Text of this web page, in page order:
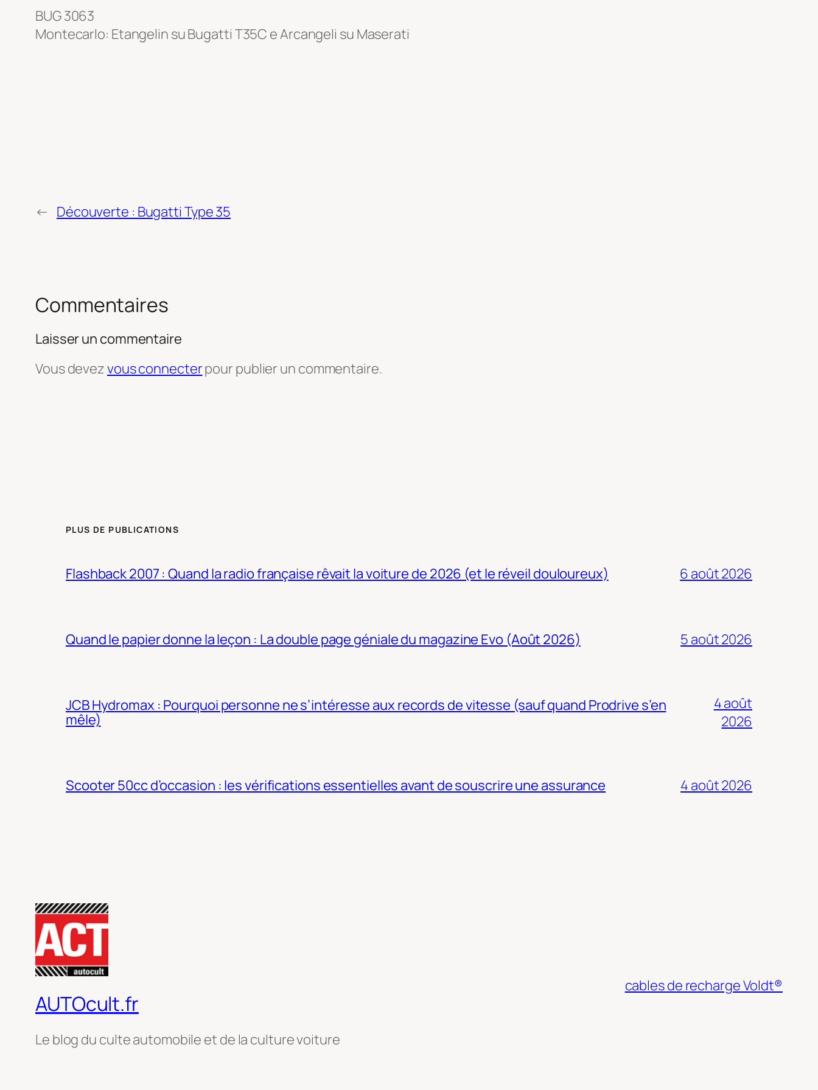
BUG 3063
Montecarlo: Etangelin su Bugatti T35C e Arcangeli su Maserati
← Découverte : Bugatti Type 35
Commentaires
Laisser un commentaire
Vous devezvous connecterpour publier un commentaire.
PLUS DE PUBLICATIONS
Flashback 2007 : Quand la radio française rêvait la voiture de 2026 (et le réveil douloureux) 6 août 2026
Quand le papier donne la leçon : La double page géniale du magazine Evo (Août 2026) 5 août 2026
JCB Hydromax : Pourquoi personne ne s’intéresse aux records de vitesse (sauf quand Prodrive s’en
mêle)
4 août
2026
Scooter 50cc d’occasion : les vérifications essentielles avant de souscrire une assurance 4 août 2026
AUTOcult.fr
Le blog du culte automobile et de la culture voiture
cables de recharge Voldt®